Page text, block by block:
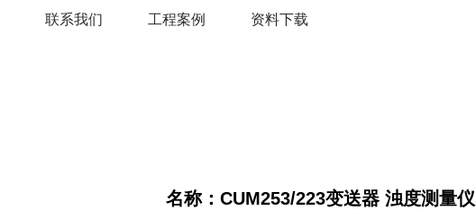
联系我们 工程案例 资料下载
名称：CUM253/223变送器 浊度测量仪